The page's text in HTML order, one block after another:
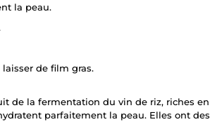
la peau.
de film gras.
de la fermentation du vin de riz, riches en
parfaitement la peau. Elles ont des